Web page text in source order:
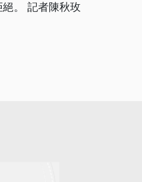
。 記者陳秋玫